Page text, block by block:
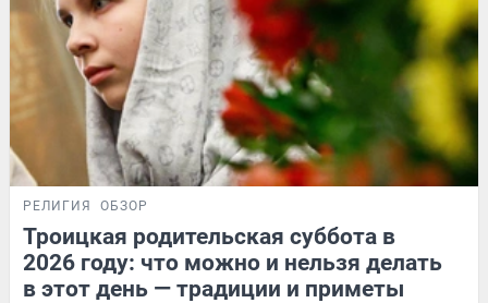
РЕЛИГИЯ ОБЗОР
Троицкая родительская суббота в
2026 году: что можно и нельзя делать
в этот день — традиции и приметы